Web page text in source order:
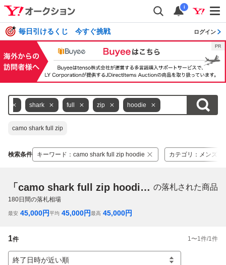
i
毎日引けるくじ 今すぐ挑戦 ログイン
shark full zip hoodie
camo shark full zip
検索条件 キーワード ： camo shark full zip hoodie カテゴリ ： メンズフ
「camo shark full zip hoodie」 の落札された商品
180日間の落札相場
最安 45,000円平均 45,000円最高 45,000円
1件 1 〜1 件/1 件
終了日時が近い順